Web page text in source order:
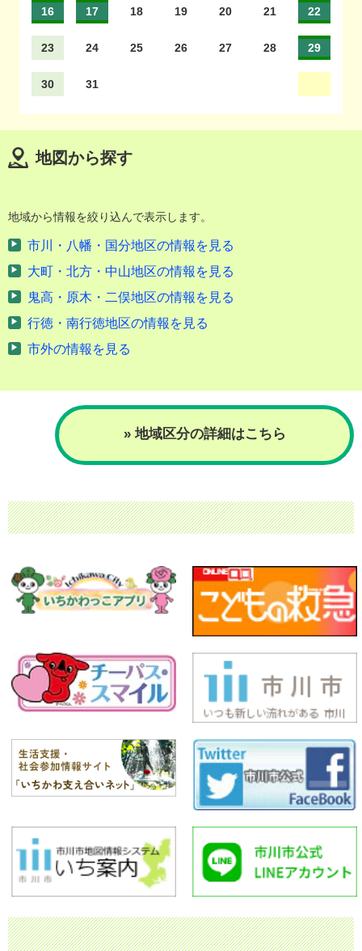
16 17 18 19 20 21 22
23 24 25 26 27 28 29
30 31
地図から探す
地域から情報を絞り込んで表示します。
市川・八幡・国分地区の情報を見る
大町・北方・中山地区の情報を見る
鬼高・原木・二俣地区の情報を見る
行徳・南行徳地区の情報を見る
市外の情報を見る
» 地域区分の詳細はこちら